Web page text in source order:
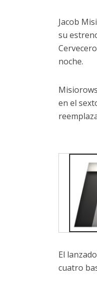
Jacob
su
noche.
en el
El
cuatro